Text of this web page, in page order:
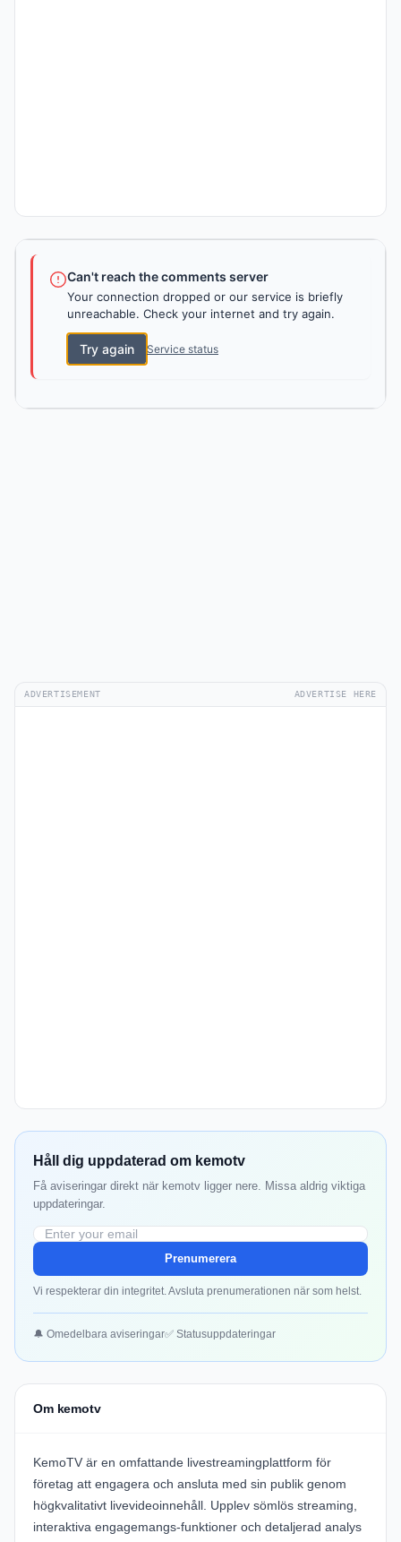
Can't reach the comments server
Your connection dropped or our service is briefly
unreachable. Check your internet and try again.
Try again Service status
ADVERTISEMENT ADVERTISE HERE
Håll dig uppdaterad om kemotv
Få aviseringar direkt när kemotv ligger nere. Missa aldrig viktiga
uppdateringar.
Prenumerera
Vi respekterar din integritet. Avsluta prenumerationen när som helst.
🔔 Omedelbara aviseringar✅ Statusuppdateringar
Om kemotv
KemoTV är en omfattande livestreamingplattform för
företag att engagera och ansluta med sin publik genom
högkvalitativt livevideoinnehåll. Upplev sömlös streaming,
interaktiva engagemangs-funktioner och detaljerad analys